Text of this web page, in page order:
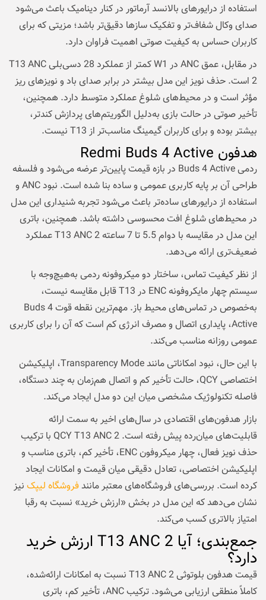
استفاده از درایورهای بالانسد آرماتور در کنار دینامیک باعث می‌شود
صدای وکال شفاف‌تر و تفکیک سازها دقیق‌تر باشد؛ مزیتی که برای
کاربران حساس به کیفیت صوتی اهمیت فراوان دارد.
در مقابل، عمق ANC در W1 کمتر از عملکرد 28 دسی‌بلی T13 ANC
2 است. حذف نویز این مدل بیشتر در برابر صدای باد و نویزهای ریز
مؤثر است و در محیط‌های شلوغ عملکرد متوسط دارد. همچنین،
تأخیر صوتی در حالت بازی به‌دلیل الگوریتم‌های پردازش کندتر،
بیشتر بوده و برای کاربران گیمینگ مناسب‌تر از T13 نیست.
هدفون Redmi Buds 4 Active
ردمی Buds 4 Active در بازه قیمت پایین‌تر عرضه می‌شود و فلسفه
طراحی آن بر پایه کاربری عمومی و ساده بنا شده است. نبود ANC و
استفاده از درایورهای ساده‌تر باعث می‌شود تجربه شنیداری این مدل
در محیط‌های شلوغ افت محسوسی داشته باشد. همچنین، باتری
این مدل در مقایسه با دوام 5.5 تا 7 ساعته T13 ANC 2 عملکرد
ضعیف‌تری ارائه می‌دهد.
از نظر کیفیت تماس، ساختار دو میکروفونه ردمی به‌هیچ‌وجه با
سیستم چهار مایکروفونه ENC در T13 قابل مقایسه نیست،
به‌خصوص در تماس‌های محیط باز. مهم‌ترین نقطه قوت Buds 4
Active، پایداری اتصال و مصرف انرژی کم است که آن را برای کاربری
عمومی روزانه مناسب می‌کند.
با این حال، نبود امکاناتی مانند Transparency Mode، اپلیکیشن
اختصاصی QCY، حالت تأخیر کم و اتصال هم‌زمان به چند دستگاه،
فاصله تکنولوژیک مشخصی میان این دو مدل ایجاد می‌کند.
بازار هدفون‌های اقتصادی در سال‌های اخیر به سمت ارائه
قابلیت‌های میان‌رده پیش رفته است. QCY T13 ANC 2 با ترکیب
حذف نویز فعال، چهار میکروفون ENC، تأخیر کم، باتری مناسب و
اپلیکیشن اختصاصی، تعادل دقیقی میان قیمت و امکانات ایجاد
کرده است. بررسی‌های فروشگاه‌های معتبر مانندفروشگاه لیپک نیز
نشان می‌دهد که این مدل در بخش «ارزش خرید» نسبت به رقبا
امتیاز بالاتری کسب می‌کند.
جمع‌بندی؛ آیا T13 ANC 2 ارزش خرید
دارد؟
قیمت هدفون بلوتوثی T13 ANC 2 نسبت به امکانات ارائه‌شده،
کاملاً منطقی ارزیابی می‌شود. ترکیب ANC، تأخیر کم، باتری